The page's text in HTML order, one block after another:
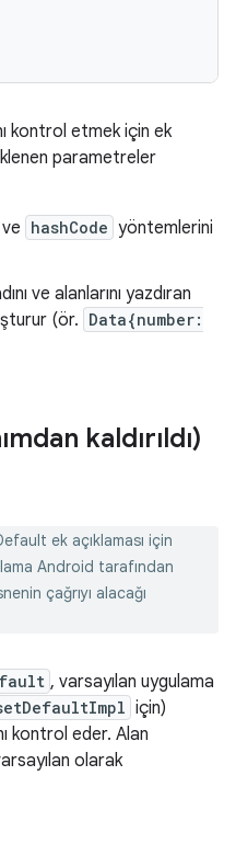
kontrol etmek için ek
parametreler
ve hashCode yöntemlerini
ve alanlarını yazdıran
(ör. Data{number:
kaldırıldı)
ek açıklaması için
Android tarafından
çağrıyı alacağı
, varsayılan uygulama
için)
kontrol eder. Alan
olarak